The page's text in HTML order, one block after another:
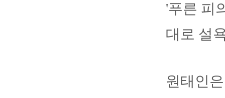
'푸른 피
대로 설
원태인